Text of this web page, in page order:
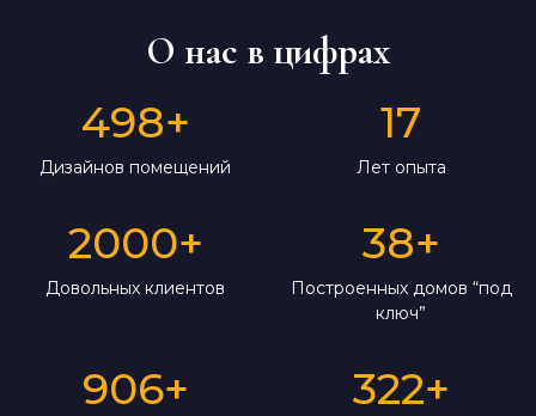
О нас в цифрах
498+
Дизайнов помещений
17
Лет опыта
2000+
Довольных клиентов
38+
Построенных домов “под
ключ”
906+ 322+